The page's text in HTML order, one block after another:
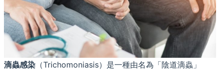
滴蟲感染 （Trichomoniasis）是一種由名為「陰道滴蟲」